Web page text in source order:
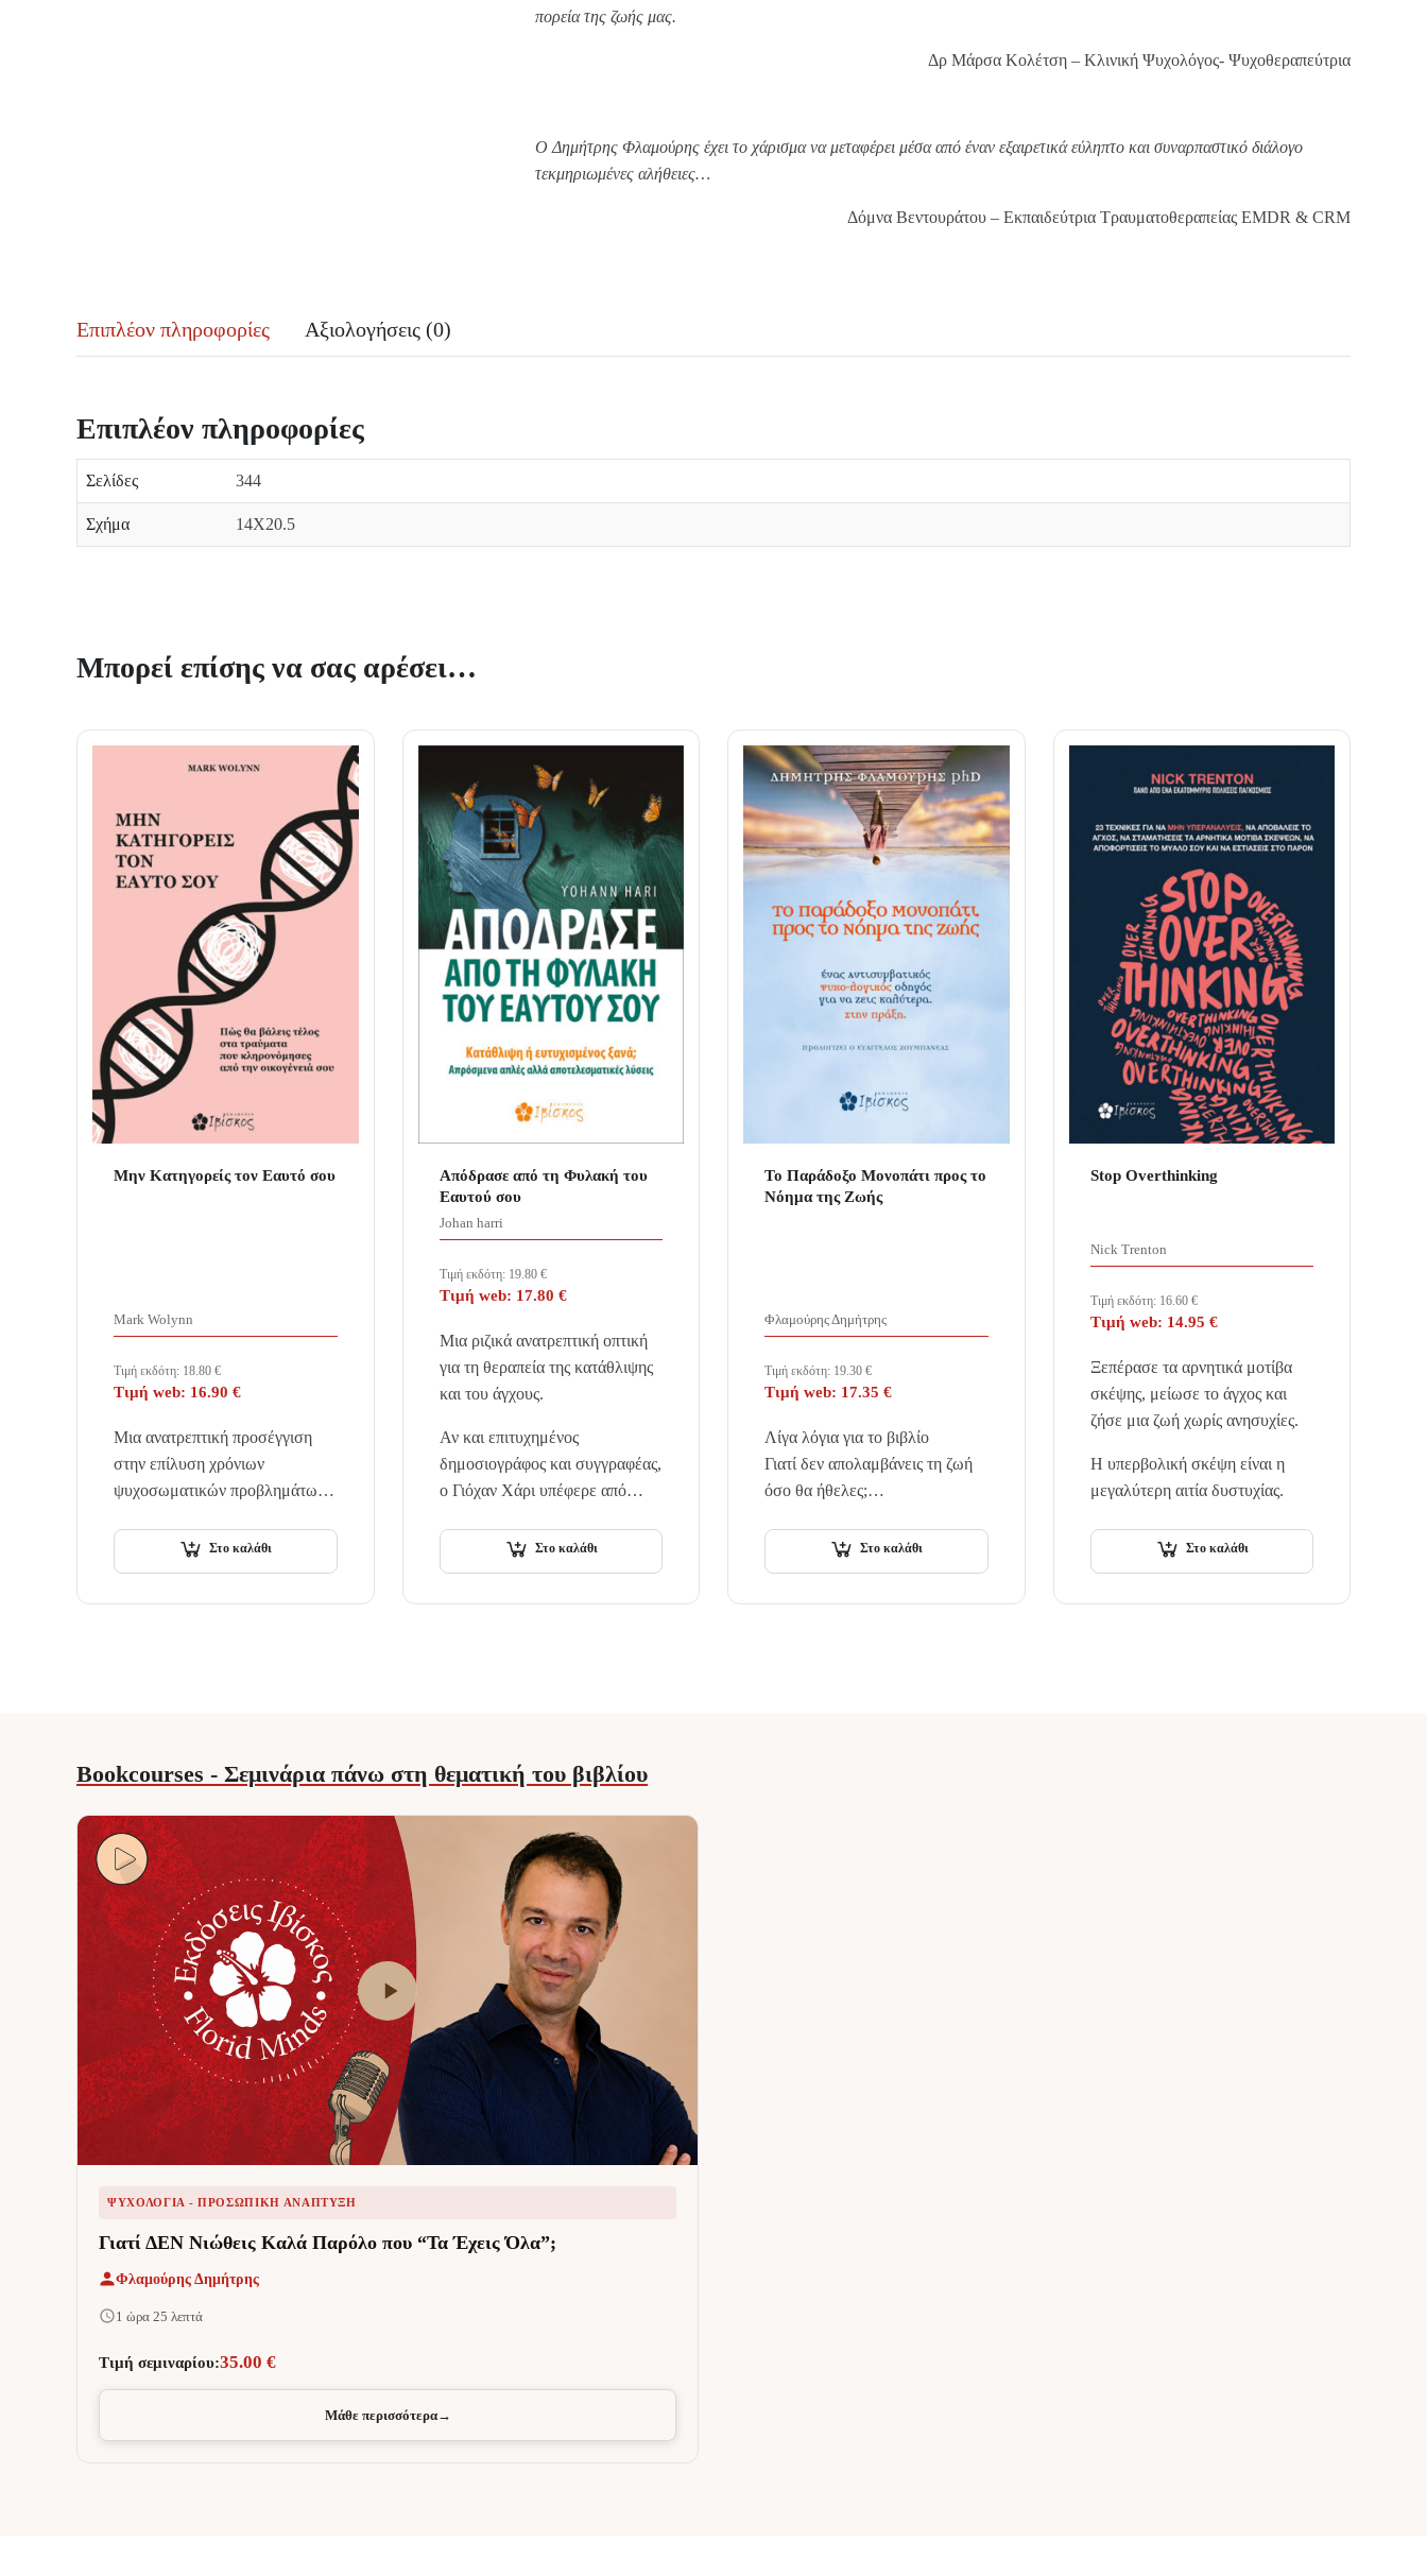
πορεία της ζωής μας.
Δρ Μάρσα Κολέτση – Κλινική Ψυχολόγος- Ψυχοθεραπεύτρια
Ο Δημήτρης Φλαμούρης έχει το χάρισμα να μεταφέρει μέσα από έναν εξαιρετικά εύληπτο και συναρπαστικό διάλογο
τεκμηριωμένες αλήθειες…
Δόμνα Βεντουράτου – Εκπαιδεύτρια Τραυματοθεραπείας EMDR & CRM
Επιπλέον πληροφορίες Αξιολογήσεις (0)
Επιπλέον πληροφορίες
Σελίδες 344
Σχήμα 14Χ20.5
Μπορεί επίσης να σας αρέσει…
Μην Κατηγορείς τον Εαυτό σου
Mark Wolynn
Τιμή εκδότη: 18.80 €
Τιμή web: 16.90 €
Μια ανατρεπτική προσέγγιση
στην επίλυση χρόνιων
ψυχοσωματικών προβλημάτων,
παραδοσιακή θεραπεία, τα
φάρμακα ή άλλες παρεμβάσεις
Στο καλάθι
Απόδρασε από τη Φυλακή του
Εαυτού σου
Johan harri
Τιμή εκδότη: 19.80 €
Τιμή web: 17.80 €
Μια ριζικά ανατρεπτική οπτική
για τη θεραπεία της κατάθλιψης
και του άγχους.
Αν και επιτυχημένος
δημοσιογράφος και συγγραφέας,
ο Γιόχαν Χάρι υπέφερε από
παιδί και…
Στο καλάθι
Το Παράδοξο Μονοπάτι προς το
Νόημα της Ζωής
Φλαμούρης Δημήτρης
Τιμή εκδότη: 19.30 €
Τιμή web: 17.35 €
Λίγα λόγια για το βιβλίο
Γιατί δεν απολαμβάνεις τη ζωή
όσο θα ήθελες;
αυτή που νομίζεις.Στο καλάθι
Stop Overthinking
Nick Trenton
Τιμή εκδότη: 16.60 €
Τιμή web: 14.95 €
Ξεπέρασε τα αρνητικά μοτίβα
σκέψης, μείωσε το άγχος και
ζήσε μια ζωή χωρίς ανησυχίες.
Η υπερβολική σκέψη είναι η
μεγαλύτερη αιτία δυστυχίας.
Στο καλάθι
Bookcourses - Σεμινάρια πάνω στη θεματική του βιβλίου
ΨΥΧΟΛΟΓΊΑ - ΠΡΟΣΩΠΙΚΉ ΑΝΆΠΤΥΞΗ
Γιατί ΔΕΝ Νιώθεις Καλά Παρόλο που “Τα Έχεις Όλα”;
Φλαμούρης Δημήτρης
1 ώρα 25 λεπτά
Τιμή σεμιναρίου:35.00 €
Μάθε περισσότερα→